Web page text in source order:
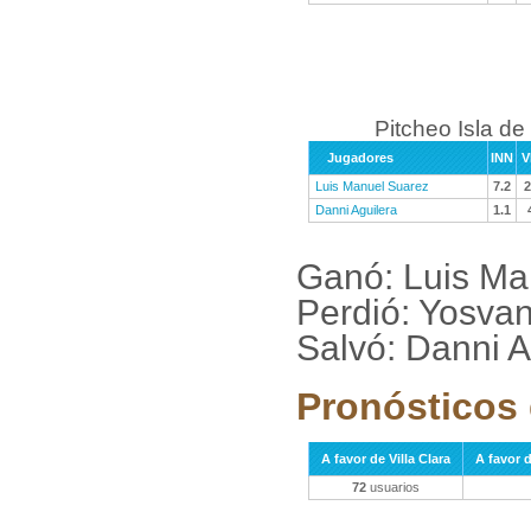
Pitcheo Isla
Jugadores INN
Luis Manuel Suarez
7.2
Danni Aguilera
1.1
Ganó: Luis
Perdió:
Salvó: Danni
Pronósticos
A favor de Villa Clara
A favor
72 usuarios